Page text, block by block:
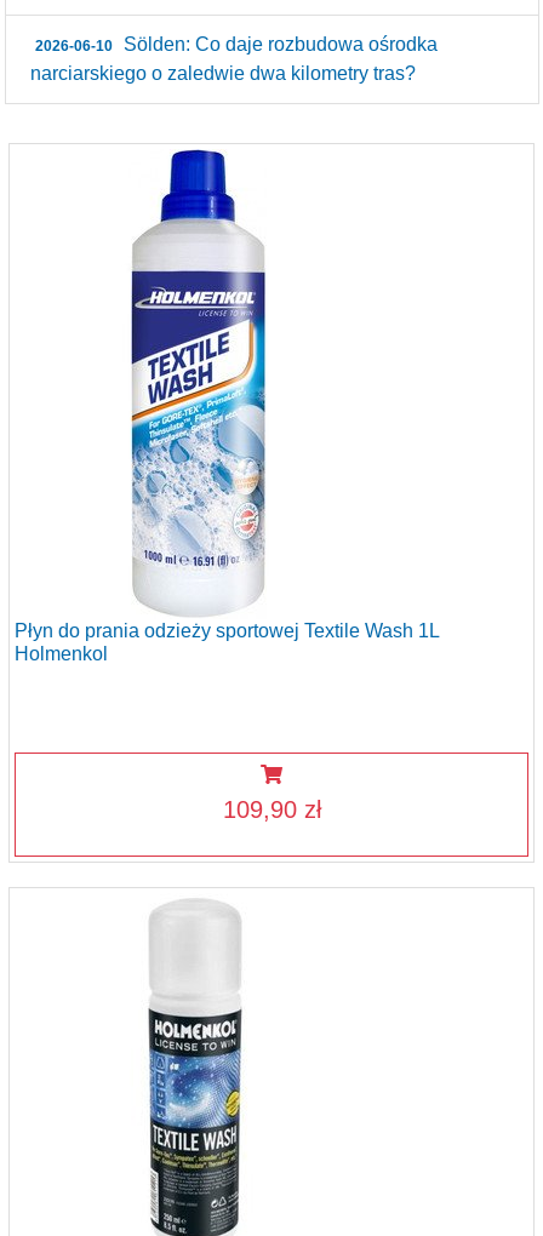
2026-06-10
Sölden: Co daje rozbudowa ośrodka
narciarskiego o zaledwie dwa kilometry tras?
Płyn do prania odzieży sportowej Textile Wash 1L
Holmenkol
109,90 zł